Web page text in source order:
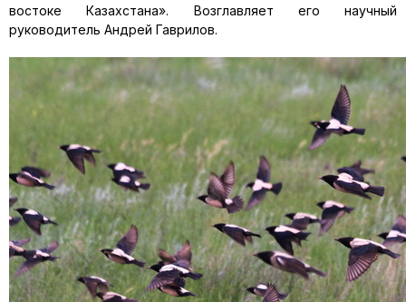
востоке Казахстана». Возглавляет его научный
руководитель Андрей Гаврилов.